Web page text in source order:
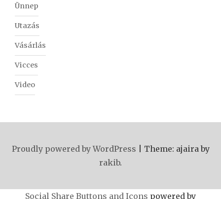
Ünnep
Utazás
Vásárlás
Vicces
Video
Proudly powered by WordPress
Theme: ajaira by
rakib.
Social Share Buttons and Icons powered by